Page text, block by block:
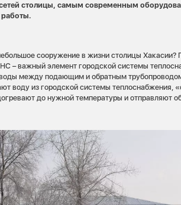
столицы, самым современным
работы.
сооружение в жизни столицы
– важный элемент городской системы
между подающим и обратным
воду из городской системы теплоснабжения,
до нужной температуры и отправляют